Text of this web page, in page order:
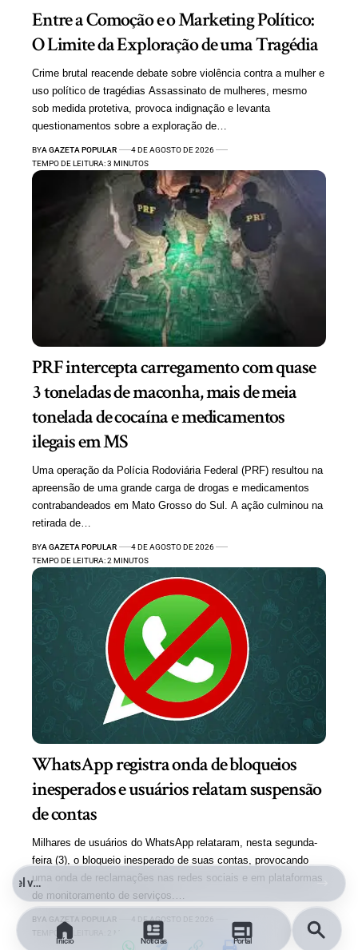
Entre a Comoção e o Marketing Político: O Limite da Exploração de uma Tragédia
Início Notícias Portal
Entre a Comoção e o Marketing Político:
O Limite da Exploração de uma Tragédia
Crime brutal reacende debate sobre violência contra a mulher e
uso político de tragédias Assassinato de mulheres, mesmo
sob medida protetiva, provoca indignação e levanta
questionamentos sobre a exploração de…
BYA GAZETA POPULAR
4 DE AGOSTO DE 2026
TEMPO DE LEITURA: 3 MINUTOS
PRF intercepta carregamento com quase
3 toneladas de maconha, mais de meia
tonelada de cocaína e medicamentos
ilegais em MS
Uma operação da Polícia Rodoviária Federal (PRF) resultou na
apreensão de uma grande carga de drogas e medicamentos
contrabandeados em Mato Grosso do Sul. A ação culminou na
retirada de…
BYA GAZETA POPULAR
4 DE AGOSTO DE 2026
TEMPO DE LEITURA: 2 MINUTOS
WhatsApp registra onda de bloqueios
inesperados e usuários relatam suspensão
de contas
Milhares de usuários do WhatsApp relataram, nesta segunda-
feira (3), o bloqueio inesperado de suas contas, provocando
uma onda de reclamações nas redes sociais e em plataformas
de monitoramento de serviços.…
BYA GAZETA POPULAR
4 DE AGOSTO DE 2026
TEMPO DE LEITURA: 2 MINUTOS